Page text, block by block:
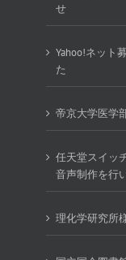
せ
Yahoo!ネット
た
帝京大学医学
任天堂スイッ
音声制作を行
理化学研究所